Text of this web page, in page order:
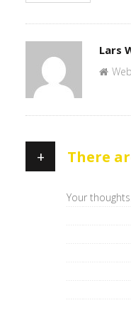
Lars
+ There